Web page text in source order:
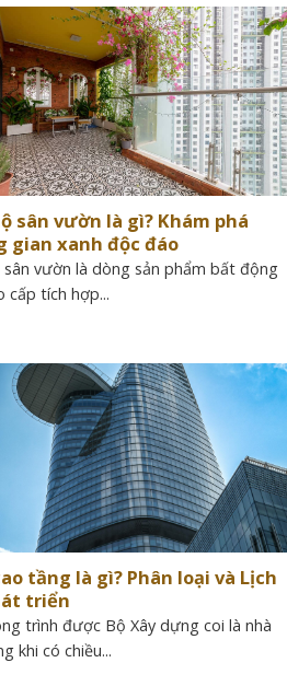
sân vườn là gì? Khám phá
gian xanh độc đáo
sân vườn là dòng sản phẩm bất động
cấp tích hợp...
tầng là gì? Phân loại và Lịch
triển
trình được Bộ Xây dựng coi là nhà
khi có chiều...